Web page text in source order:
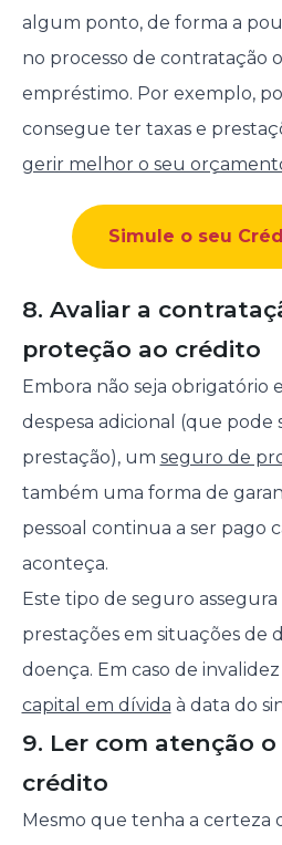
algum ponto, de forma a
no processo de contratação
empréstimo. Por exemplo,
consegue ter taxas e
gerir melhor o seu
Simule o seu
8. Avaliar a
proteção ao crédito
Embora não seja obrigatório
despesa adicional (que pode
prestação), um seguro de
também uma forma de
pessoal continua a ser pago
aconteça.
Este tipo de seguro
prestações em situações de
doença. Em caso de
capital em dívida à data do
9. Ler com atenção
crédito
Mesmo que tenha a certeza